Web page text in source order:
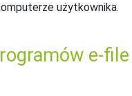
użytkownika.
e-